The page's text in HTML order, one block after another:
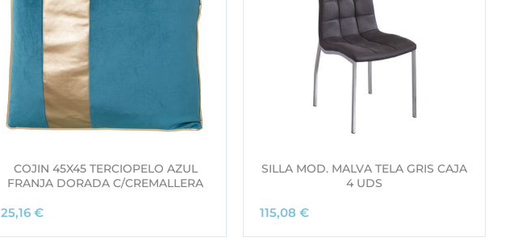
COJIN 45X45 TERCIOPELO AZUL
FRANJA DORADA C/CREMALLERA
25,16 €
SILLA MOD. MALVA TELA GRIS CAJA
4 UDS
115,08 €